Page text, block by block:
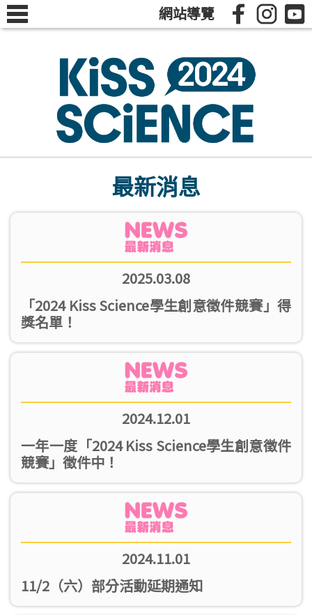
網站導覽
最新消息
2025.03.08
「2024 Kiss Science學生創意徵件競賽」得
獎名單！
2024.12.01
一年一度「2024 Kiss Science學生創意徵件
競賽」徵件中！
2024.11.01
11/2（六）部分活動延期通知